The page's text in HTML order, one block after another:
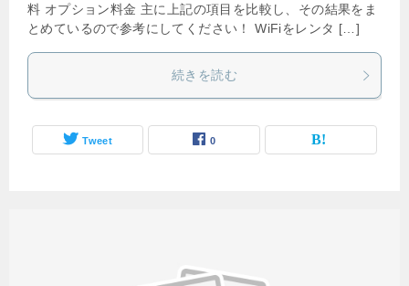
料 オプション料金 主に上記の項目を比較し、その結果をま
とめているので参考にしてください！ WiFiをレンタ […]
続きを読む
Tweet 0